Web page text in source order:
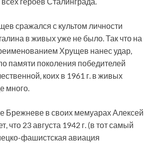
сражался с культом личности
в живых уже не было. Так что на
Хрущев нанес удар,
памяти поколения победителей
коих в 1961 г. в живых
много.
Брежневе в своих мемуарах Алексей
что 23 августа 1942 г. (в тот самый
фашистская авиация